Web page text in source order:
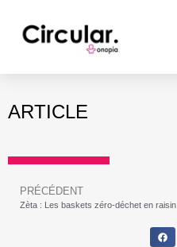
ARTICLE
PRÉCÉDENT
Zèta : Les baskets zéro-déchet en raisin